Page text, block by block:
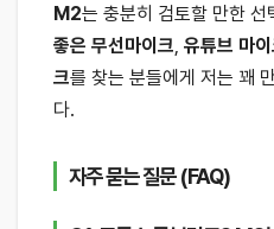
M2는 충분히 검토할 만한 선
좋은 무선마이크, 유튜브 마
크를 찾는 분들에게 저는 꽤
다.
자주 묻는 질문 (FAQ)